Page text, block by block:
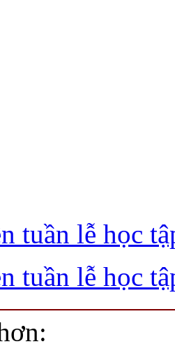
tuần lễ học
tuần lễ học